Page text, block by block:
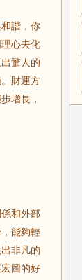
諧，你
心去化
驚人的
財運方
增長，
和外部
能夠輕
非凡的
圖的好
馬
狗